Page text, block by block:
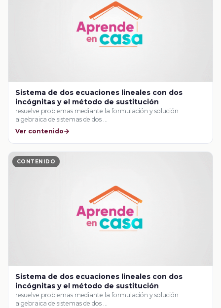
Sistema de dos ecuaciones lineales con dos
incógnitas y el método de sustitución
resuelve problemas mediante la formulación y solución
algebraica de sistemas de dos …
Ver contenido
CONTENIDO
Sistema de dos ecuaciones lineales con dos
incógnitas y el método de sustitución
resuelve problemas mediante la formulación y solución
algebraica de sistemas de dos …